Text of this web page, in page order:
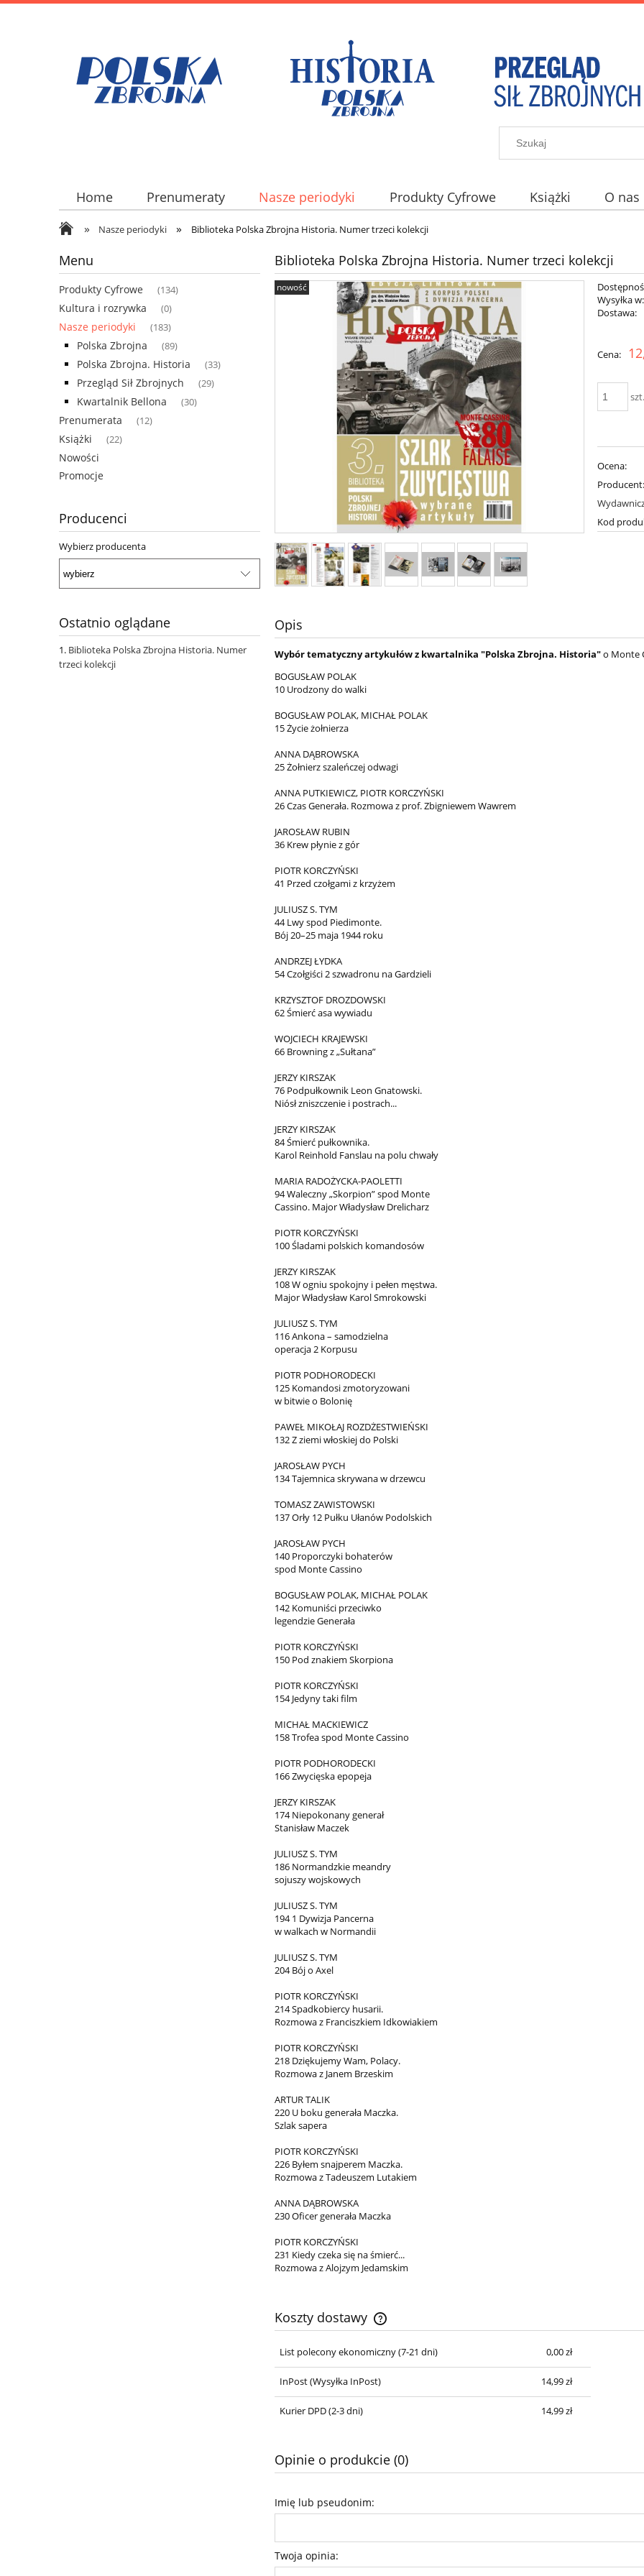
Home Prenumeraty Nasze periodyki Produkty Cyfrowe Książki O nas
» Nasze periodyki » Biblioteka Polska Zbrojna Historia. Numer trzeci kolekcji
Menu
Produkty Cyfrowe (134)
Kultura i rozrywka (0)
Nasze periodyki (183)
Polska Zbrojna (89)
Polska Zbrojna. Historia (33)
Przegląd Sił Zbrojnych (29)
Kwartalnik Bellona (30)
Prenumerata (12)
Książki (22)
Nowości
Promocje
Producenci
Wybierz producenta
Ostatnio oglądane
Biblioteka Polska Zbrojna Historia. Numer
trzeci kolekcji
Biblioteka Polska Zbrojna Historia. Numer trzeci kolekcji
nowość
Wysyłka w:
Dostawa:
Cena:
szt.
Ocena:
Producent:
Kod
Opis
Wybór tematyczny artykułów z kwartalnika "Polska Zbrojna. Historia"o Monte
BOGUSŁAW POLAK
10 Urodzony do walki
BOGUSŁAW POLAK, MICHAŁ POLAK
15 Życie żołnierza
ANNA DĄBROWSKA
25 Żołnierz szaleńczej odwagi
ANNA PUTKIEWICZ, PIOTR KORCZYŃSKI
26 Czas Generała. Rozmowa z prof. Zbigniewem Wawrem
JAROSŁAW RUBIN
36 Krew płynie z gór
PIOTR KORCZYŃSKI
41 Przed czołgami z krzyżem
JULIUSZ S. TYM
44 Lwy spod Piedimonte.
Bój 20–25 maja 1944 roku
ANDRZEJ ŁYDKA
54 Czołgiści 2 szwadronu na Gardzieli
KRZYSZTOF DROZDOWSKI
62 Śmierć asa wywiadu
WOJCIECH KRAJEWSKI
66 Browning z „Sułtana”
JERZY KIRSZAK
76 Podpułkownik Leon Gnatowski.
Niósł zniszczenie i postrach...
JERZY KIRSZAK
84 Śmierć pułkownika.
Karol Reinhold Fanslau na polu chwały
MARIA RADOŻYCKA-PAOLETTI
94 Waleczny „Skorpion” spod Monte
Cassino. Major Władysław Drelicharz
PIOTR KORCZYŃSKI
100 Śladami polskich komandosów
JERZY KIRSZAK
108 W ogniu spokojny i pełen męstwa.
Major Władysław Karol Smrokowski
JULIUSZ S. TYM
116 Ankona – samodzielna
operacja 2 Korpusu
PIOTR PODHORODECKI
125 Komandosi zmotoryzowani
w bitwie o Bolonię
PAWEŁ MIKOŁAJ ROZDŻESTWIEŃSKI
132 Z ziemi włoskiej do Polski
JAROSŁAW PYCH
134 Tajemnica skrywana w drzewcu
TOMASZ ZAWISTOWSKI
137 Orły 12 Pułku Ułanów Podolskich
JAROSŁAW PYCH
140 Proporczyki bohaterów
spod Monte Cassino
BOGUSŁAW POLAK, MICHAŁ POLAK
142 Komuniści przeciwko
legendzie Generała
PIOTR KORCZYŃSKI
150 Pod znakiem Skorpiona
PIOTR KORCZYŃSKI
154 Jedyny taki film
MICHAŁ MACKIEWICZ
158 Trofea spod Monte Cassino
PIOTR PODHORODECKI
166 Zwycięska epopeja
JERZY KIRSZAK
174 Niepokonany generał
Stanisław Maczek
JULIUSZ S. TYM
186 Normandzkie meandry
sojuszy wojskowych
JULIUSZ S. TYM
194 1 Dywizja Pancerna
w walkach w Normandii
JULIUSZ S. TYM
204 Bój o Axel
PIOTR KORCZYŃSKI
214 Spadkobiercy husarii.
Rozmowa z Franciszkiem Idkowiakiem
PIOTR KORCZYŃSKI
218 Dziękujemy Wam, Polacy.
Rozmowa z Janem Brzeskim
ARTUR TALIK
220 U boku generała Maczka.
Szlak sapera
PIOTR KORCZYŃSKI
226 Byłem snajperem Maczka.
Rozmowa z Tadeuszem Lutakiem
ANNA DĄBROWSKA
230 Oficer generała Maczka
PIOTR KORCZYŃSKI
231 Kiedy czeka się na śmierć...
Rozmowa z Alojzym Jedamskim
Koszty dostawy
Cena nie zawiera ewentualnych kosztów
płatności
List polecony ekonomiczny (7-21 dni) 0,00 zł
InPost(Wysyłka InPost) 14,99 zł
Kurier DPD (2-3 dni) 14,99 zł
Opinie o produkcie (0)
Imię lub pseudonim:
Twoja opinia: